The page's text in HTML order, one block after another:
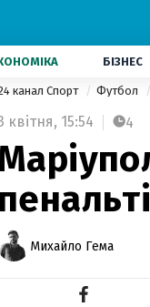
БІЗНЕС
канал Спорт Футбол
квітня, 15:54 4
Михайло Гема